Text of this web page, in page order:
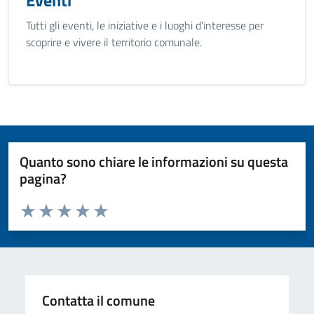
Tutti gli eventi, le iniziative e i luoghi d'interesse per
scoprire e vivere il territorio comunale.
Quanto sono chiare le informazioni su questa
pagina?
Valuta da 1 a 5 stelle la pagina
Valuta 5 stelle su 5
Valuta 4 stelle su 5
Valuta 3 stelle su 5
Valuta 2 stelle su 5
Valuta 1 stelle su 5
Contatta il comune